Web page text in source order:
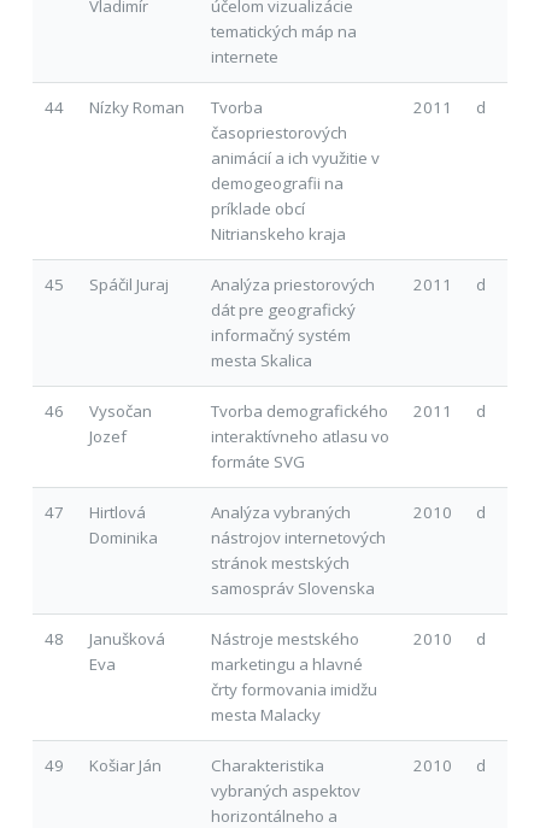
Vladimír
účelom vizualizácie
tematických máp na
internete
44 Nízky Roman
Tvorba
časopriestorových
animácií a ich využitie v
demogeografii na
príklade obcí
Nitrianskeho kraja
2011 d
45 Spáčil Juraj
Analýza priestorových
dát pre geografický
informačný systém
mesta Skalica
2011 d
46
Vysočan
Jozef
Tvorba demografického
interaktívneho atlasu vo
formáte SVG
2011 d
47
Hirtlová
Dominika
Analýza vybraných
nástrojov internetových
stránok mestských
samospráv Slovenska
2010 d
48
Janušková
Eva
Nástroje mestského
marketingu a hlavné
črty formovania imidžu
mesta Malacky
2010 d
49 Košiar Ján
Charakteristika
vybraných aspektov
horizontálneho a
2010 d